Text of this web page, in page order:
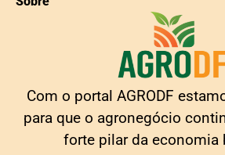
Com o portal AGRODF
para que o agronegócio
forte pilar da economia